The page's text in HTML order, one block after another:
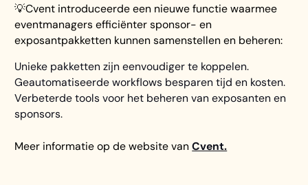
💡Cvent introduceerde een nieuwe functie waarmee
eventmanagers efficiënter sponsor- en
exposantpakketten kunnen samenstellen en beheren:
Unieke pakketten zijn eenvoudiger te koppelen.
Geautomatiseerde workflows besparen tijd en kosten.
Verbeterde tools voor het beheren van exposanten en
sponsors.
Meer informatie op de website vanCvent.